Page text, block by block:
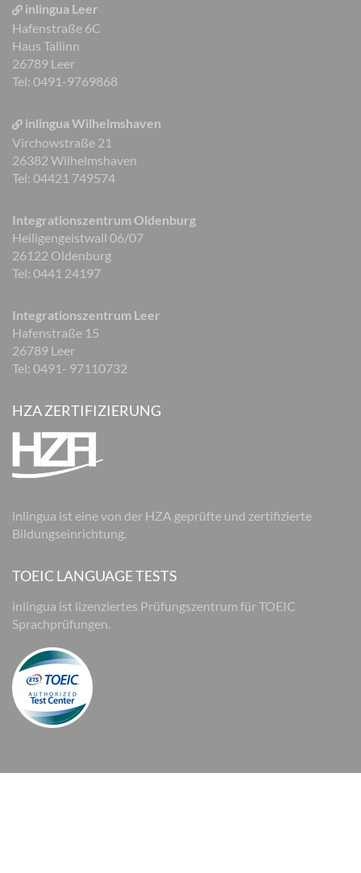
inlingua Leer
Hafenstraße 6C
Haus Tallinn
26789 Leer
Tel: 0491-9769868
inlingua Wilhelmshaven
Virchowstraße 21
26382 Wilhelmshaven
Tel: 04421 749574
Integrationszentrum Oldenburg
Heiligengeistwall 06/07
26122 Oldenburg
Tel: 0441 24197
Integrationszentrum Leer
Hafenstraße 15
26789 Leer
Tel: 0491- 97110732
HZA ZERTIFIZIERUNG
inlingua ist eine von der HZA geprüfte und zertifizierte
Bildungseinrichtung.
TOEIC LANGUAGE TESTS
inlingua ist lizenziertes Prüfungszentrum für TOEIC
Sprachprüfungen.